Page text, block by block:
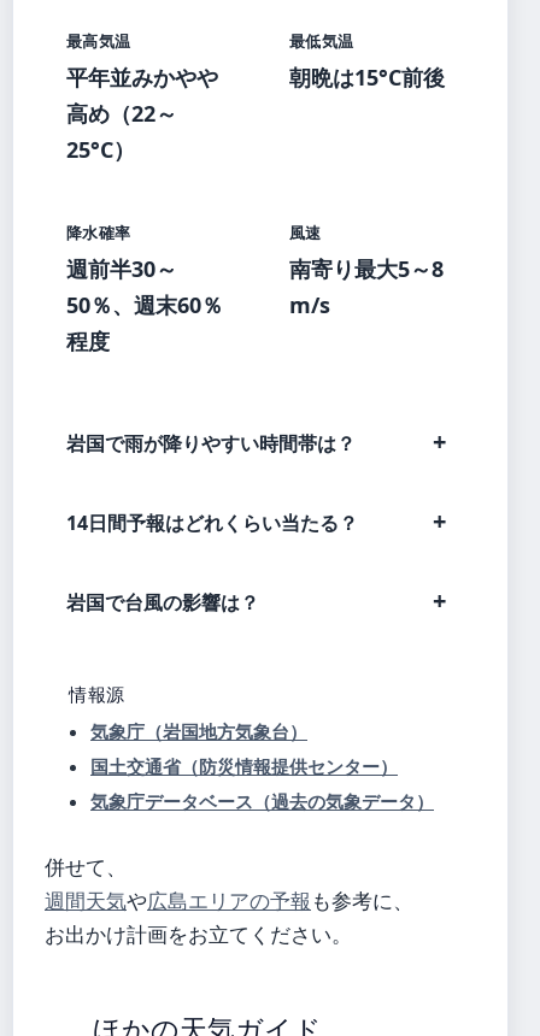
最高気温
平年並みかやや
高め（22～
25°C）
最低気温
朝晩は15°C前後
降水確率
週前半30～
50％、週末60％
程度
風速
南寄り最大5～8
m/s
岩国で雨が降りやすい時間帯は？
14日間予報はどれくらい当たる？
岩国で台風の影響は？
情報源
気象庁（岩国地方気象台）
国土交通省（防災情報提供センター）
気象庁データベース（過去の気象データ）
併せて、
週間天気や広島エリアの予報 も参考に、
お出かけ計画をお立てください。
ほかの天気ガイド